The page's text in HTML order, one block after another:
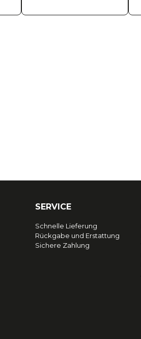
SERVICE
Schnelle Lieferung
Rückgabe und Erstattung
Sichere Zahlung